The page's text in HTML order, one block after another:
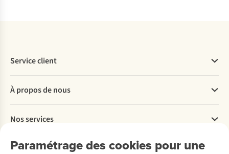
Paramétrage des cookies pour une
Service client
Commander
Payer
Livraison
Rétractation d'une commande
À propos de nous
Explore More
À propos d’Ayacucho
Nos services
Location / Location sports d’hiver
Découvrez